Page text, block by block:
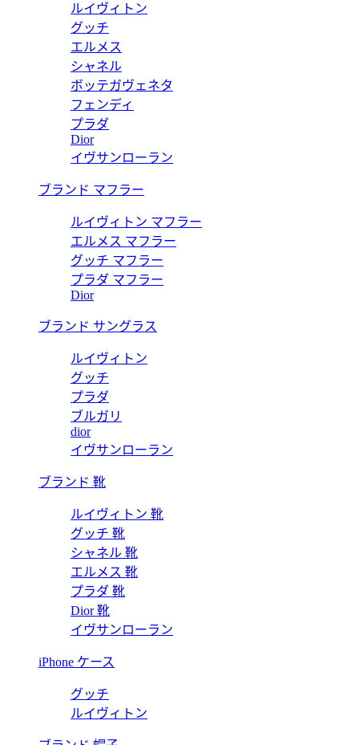
ルイヴィトン
グッチ
エルメス
シャネル
ボッテガヴェネタ
フェンディ
プラダ
Dior
イヴサンローラン
ブランド マフラー
ルイヴィトン マフラー
エルメス マフラー
グッチ マフラー
プラダ マフラー
Dior
ブランド サングラス
ルイヴィトン
グッチ
プラダ
ブルガリ
dior
イヴサンローラン
ブランド 靴
ルイヴィトン 靴
グッチ 靴
シャネル 靴
エルメス 靴
プラダ 靴
Dior 靴
イヴサンローラン
iPhone ケース
グッチ
ルイヴィトン